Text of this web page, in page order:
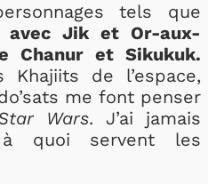
tels que
avec Jik et Or-aux-
Chanur et Sikukuk.
de l’espace,
me font penser
Wars. J’ai jamais
à quoi servent les